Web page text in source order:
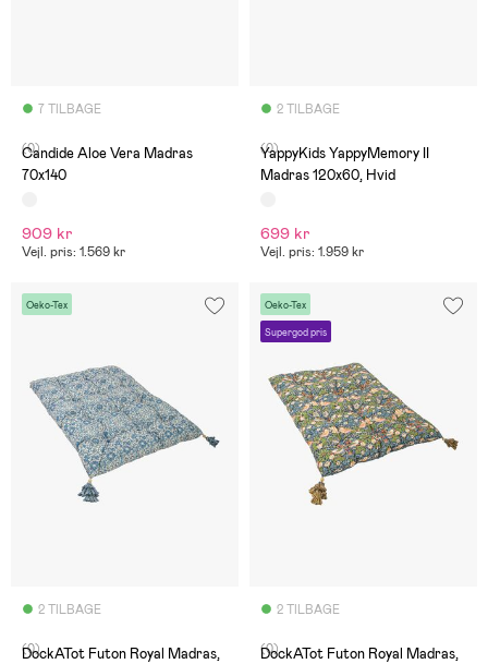
7 TILBAGE
(0)
Candide Aloe Vera Madras
70x140
909 kr
Vejl. pris: 1.569 kr
2 TILBAGE
(0)
YappyKids YappyMemory II
Madras 120x60, Hvid
699 kr
Vejl. pris: 1.959 kr
Oeko-Tex
2 TILBAGE
(0)
DockATot Futon Royal Madras,
Oeko-Tex
Supergod pris
2 TILBAGE
(0)
DockATot Futon Royal Madras,